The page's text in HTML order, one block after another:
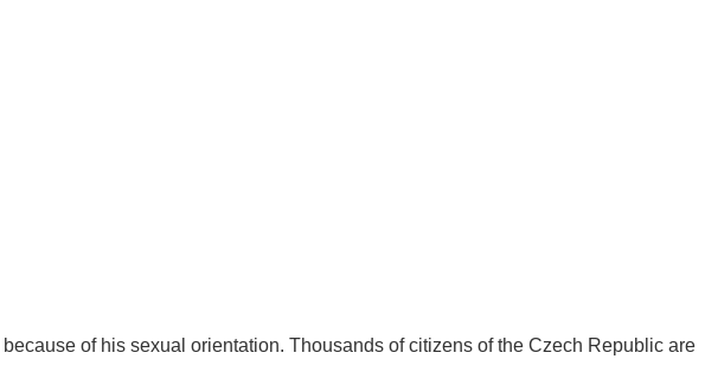
of his sexual orientation. Thousands of citizens of the Czech Republic are